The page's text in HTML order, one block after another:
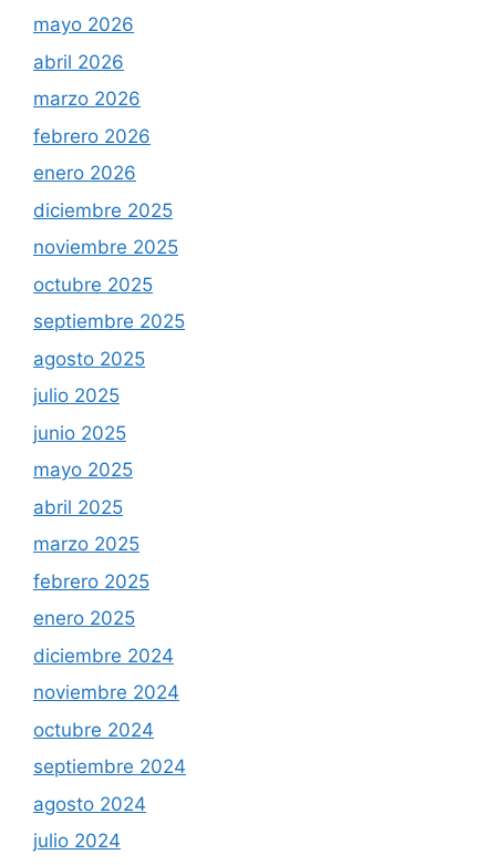
mayo 2026
abril 2026
marzo 2026
febrero 2026
enero 2026
diciembre 2025
noviembre 2025
octubre 2025
septiembre 2025
agosto 2025
julio 2025
junio 2025
mayo 2025
abril 2025
marzo 2025
febrero 2025
enero 2025
diciembre 2024
noviembre 2024
octubre 2024
septiembre 2024
agosto 2024
julio 2024